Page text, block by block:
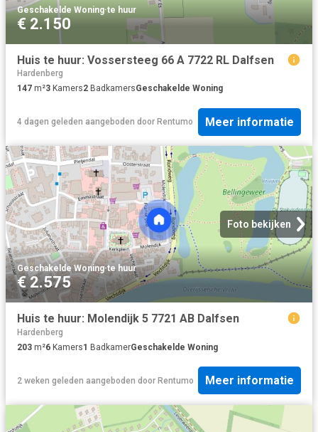
Geschakelde Woning·te huur
€ 2.150
Huis te huur: Vossersteeg 66 A 7722 RL Dalfsen
Hardenberg
147 m²3 Kamers2 BadkamersGeschakelde Woning
4 dagen geleden aangeboden door Rentumo Meer informatie
Foto bekijken
Geschakelde Woning·te huur
€ 2.575
Huis te huur: Molendijk 5 7721 AB Dalfsen
Hardenberg
203 m²6 Kamers1 BadkamerGeschakelde Woning
2 weken geleden aangeboden door Rentumo Meer informatie